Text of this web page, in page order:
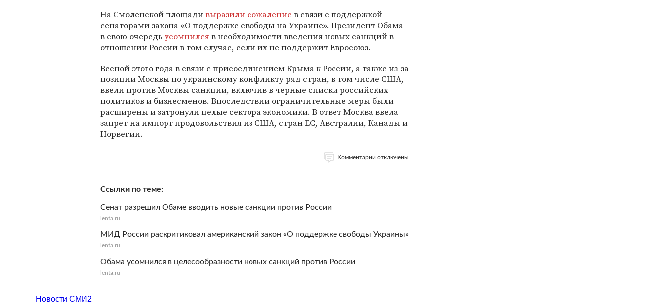
На Смоленской площадивыразили сожаление в связи с поддержкой
сенаторами закона «О поддержке свободы на Украине». Президент Обама
в свою очередь усомнилсяв необходимости введения новых санкций в
отношении России в том случае, если их не поддержит Евросоюз.
Весной этого года в связи с присоединением Крыма к России, а также из-за
позиции Москвы по украинскому конфликту ряд стран, в том числе США,
ввели против Москвы санкции, включив в черные списки российских
политиков и бизнесменов. Впоследствии ограничительные меры были
расширены и затронули целые сектора экономики. В ответ Москва ввела
запрет на импорт продовольствия из США, стран ЕС, Австралии, Канады и
Норвегии.
Комментарии отключены
Ссылки по теме
Сенат разрешил Обаме вводить новые санкции против России
lenta.ru
МИД России раскритиковал американский закон «О поддержке свободы Украины»
lenta.ru
Обама усомнился в целесообразности новых санкций против России
lenta.ru
Новости СМИ2